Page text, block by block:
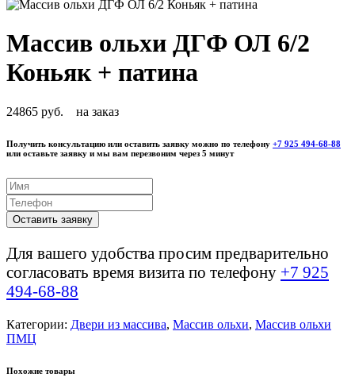
Массив ольхи ДГФ ОЛ 6/2
Коньяк + патина
24865 руб. на заказ
Получить консультацию или оставить заявку можно по телефону +7 925 494-68-88
или оставьте заявку и мы вам перезвоним через 5 минут
Оставить заявку
Для вашего удобства просим предварительно
согласовать время визита по телефону +7 925
494-68-88
Категории: Двери из массива, Массив ольхи, Массив ольхи
ПМЦ
Похожие товары